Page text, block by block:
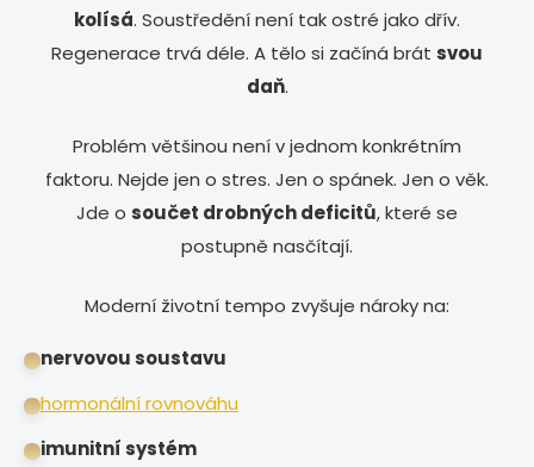
kolísá. Soustředění není tak ostré jako dřív.
Regenerace trvá déle. A tělo si začíná brát svou
daň.
Problém většinou není v jednom konkrétním
faktoru. Nejde jen o stres. Jen o spánek. Jen o věk.
Jde o součet drobných deficitů, které se
postupně nasčítají.
Moderní životní tempo zvyšuje nároky na:
nervovou soustavu
hormonální rovnováhu
imunitní systém